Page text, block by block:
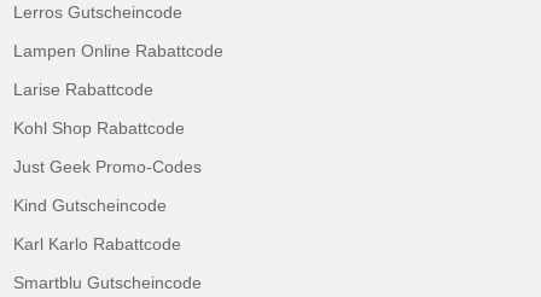
Lerros Gutscheincode
Lampen Online Rabattcode
Larise Rabattcode
Kohl Shop Rabattcode
Just Geek Promo-Codes
Kind Gutscheincode
Karl Karlo Rabattcode
Smartblu Gutscheincode